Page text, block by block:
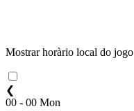
Mostrar horàrio local do jogo
❮
00 - 00 Mon